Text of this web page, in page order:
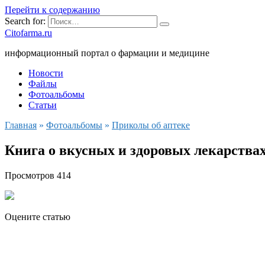
Перейти к содержанию
Search for:
Citofarma.ru
информационный портал о фармации и медицине
Новости
Файлы
Фотоальбомы
Статьи
Главная » Фотоальбомы » Приколы об аптеке
Книга о вкусных и здоровых
Просмотров 414
Оцените статью